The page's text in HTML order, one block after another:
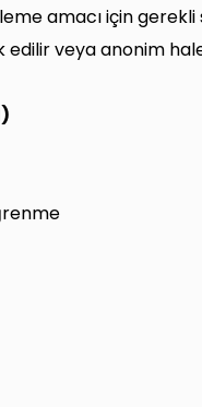
amacı için gerekli
edilir veya anonim